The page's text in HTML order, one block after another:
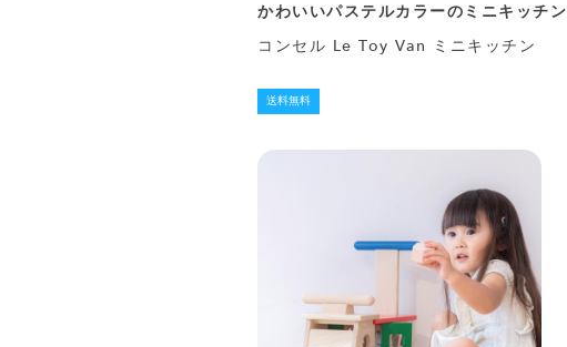
かわいいパステルカラーのミニキッチン
コンセル Le Toy Van ミニキッチン
送料無料